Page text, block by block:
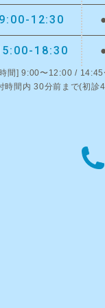
9:00-12:30
18:30
間]9:00〜12:00 /
時間内 30分前まで(初診